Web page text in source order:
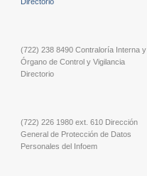
(722) 238 8490 Contraloría Interna y
Órgano de Control y Vigilancia
Directorio
(722) 226 1980 ext. 610 Dirección
General de Protección de Datos
Personales del Infoem